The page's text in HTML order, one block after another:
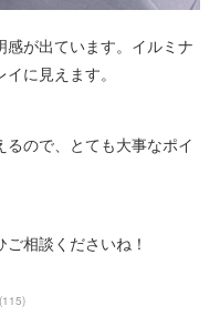
が出ています。イルミナ
に見えます。
ので、とても大事なポイ
相談くださいね！
(115)